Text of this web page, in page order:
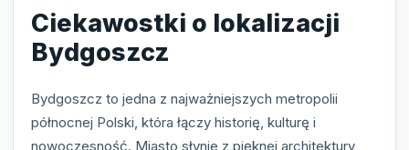
Ciekawostki o lokalizacji
Bydgoszcz
Bydgoszcz to jedna z najważniejszych metropolii
północnej Polski, która łączy historię, kulturę i
nowoczesność. Miasto słynie z pięknej architektury,